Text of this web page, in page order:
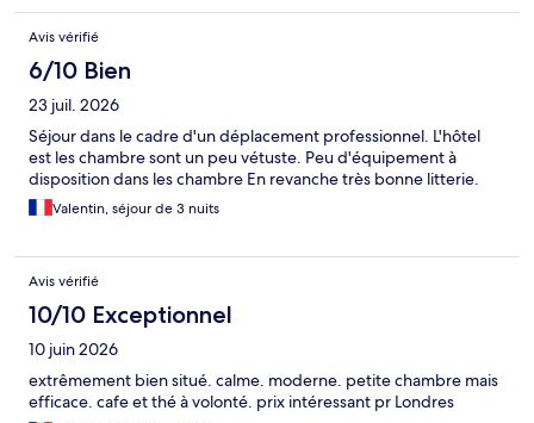
Avis vérifié
6/10 Bien
23 juil. 2026
Séjour dans le cadre d'un déplacement professionnel. L'hôtel
est les chambre sont un peu vétuste. Peu d'équipement à
disposition dans les chambre En revanche très bonne litterie.
Valentin, séjour de 3 nuits
Avis vérifié
10/10 Exceptionnel
10 juin 2026
extrêmement bien situé. calme. moderne. petite chambre mais
efficace. cafe et thé à volonté. prix intéressant pr Londres